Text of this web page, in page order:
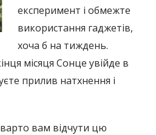
експеримент і обмежте
використання гаджетів,
хоча б на тиждень.
місяця Сонце увійде в
прилив натхнення і
вам відчути цю